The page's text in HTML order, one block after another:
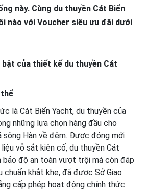
này. Cùng du thuyền Cát Biển
nào với Voucher siêu ưu đãi dưới
bật của thiết kế du thuyền Cát
là Cát Biển Yacht, du thuyền của
những lựa chọn hàng đầu cho
sông Hàn về đêm. Được đóng mới
vỏ sắt kiên cố, du thuyền Cát
bảo độ an toàn vượt trội mà còn đáp
khắt khe, đã được Sở Giao
cấp phép hoạt động chính thức